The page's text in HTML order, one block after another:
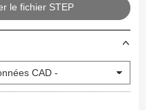
le fichier STEP